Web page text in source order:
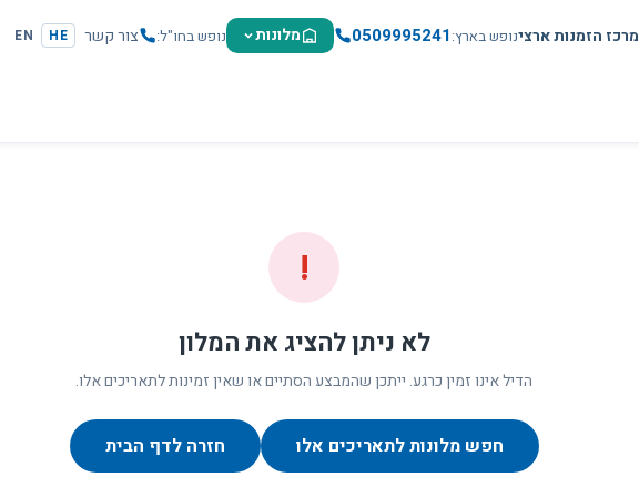
מרכז הזמנות ארצינופש בארץ 0509995241 מלונות נופש בחו"ל צור קשר HE
EN
!
לא ניתן להציג את המלון
הדיל אינו זמין כרגע. ייתכן שהמבצע הסתיים או שאין זמינות לתאריכים אלו.
חפש מלונות לתאריכים אלו חזרה לדף הבית